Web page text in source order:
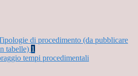
di procedimento (da pubblicare
tabelle) 1
tempi procedimentali